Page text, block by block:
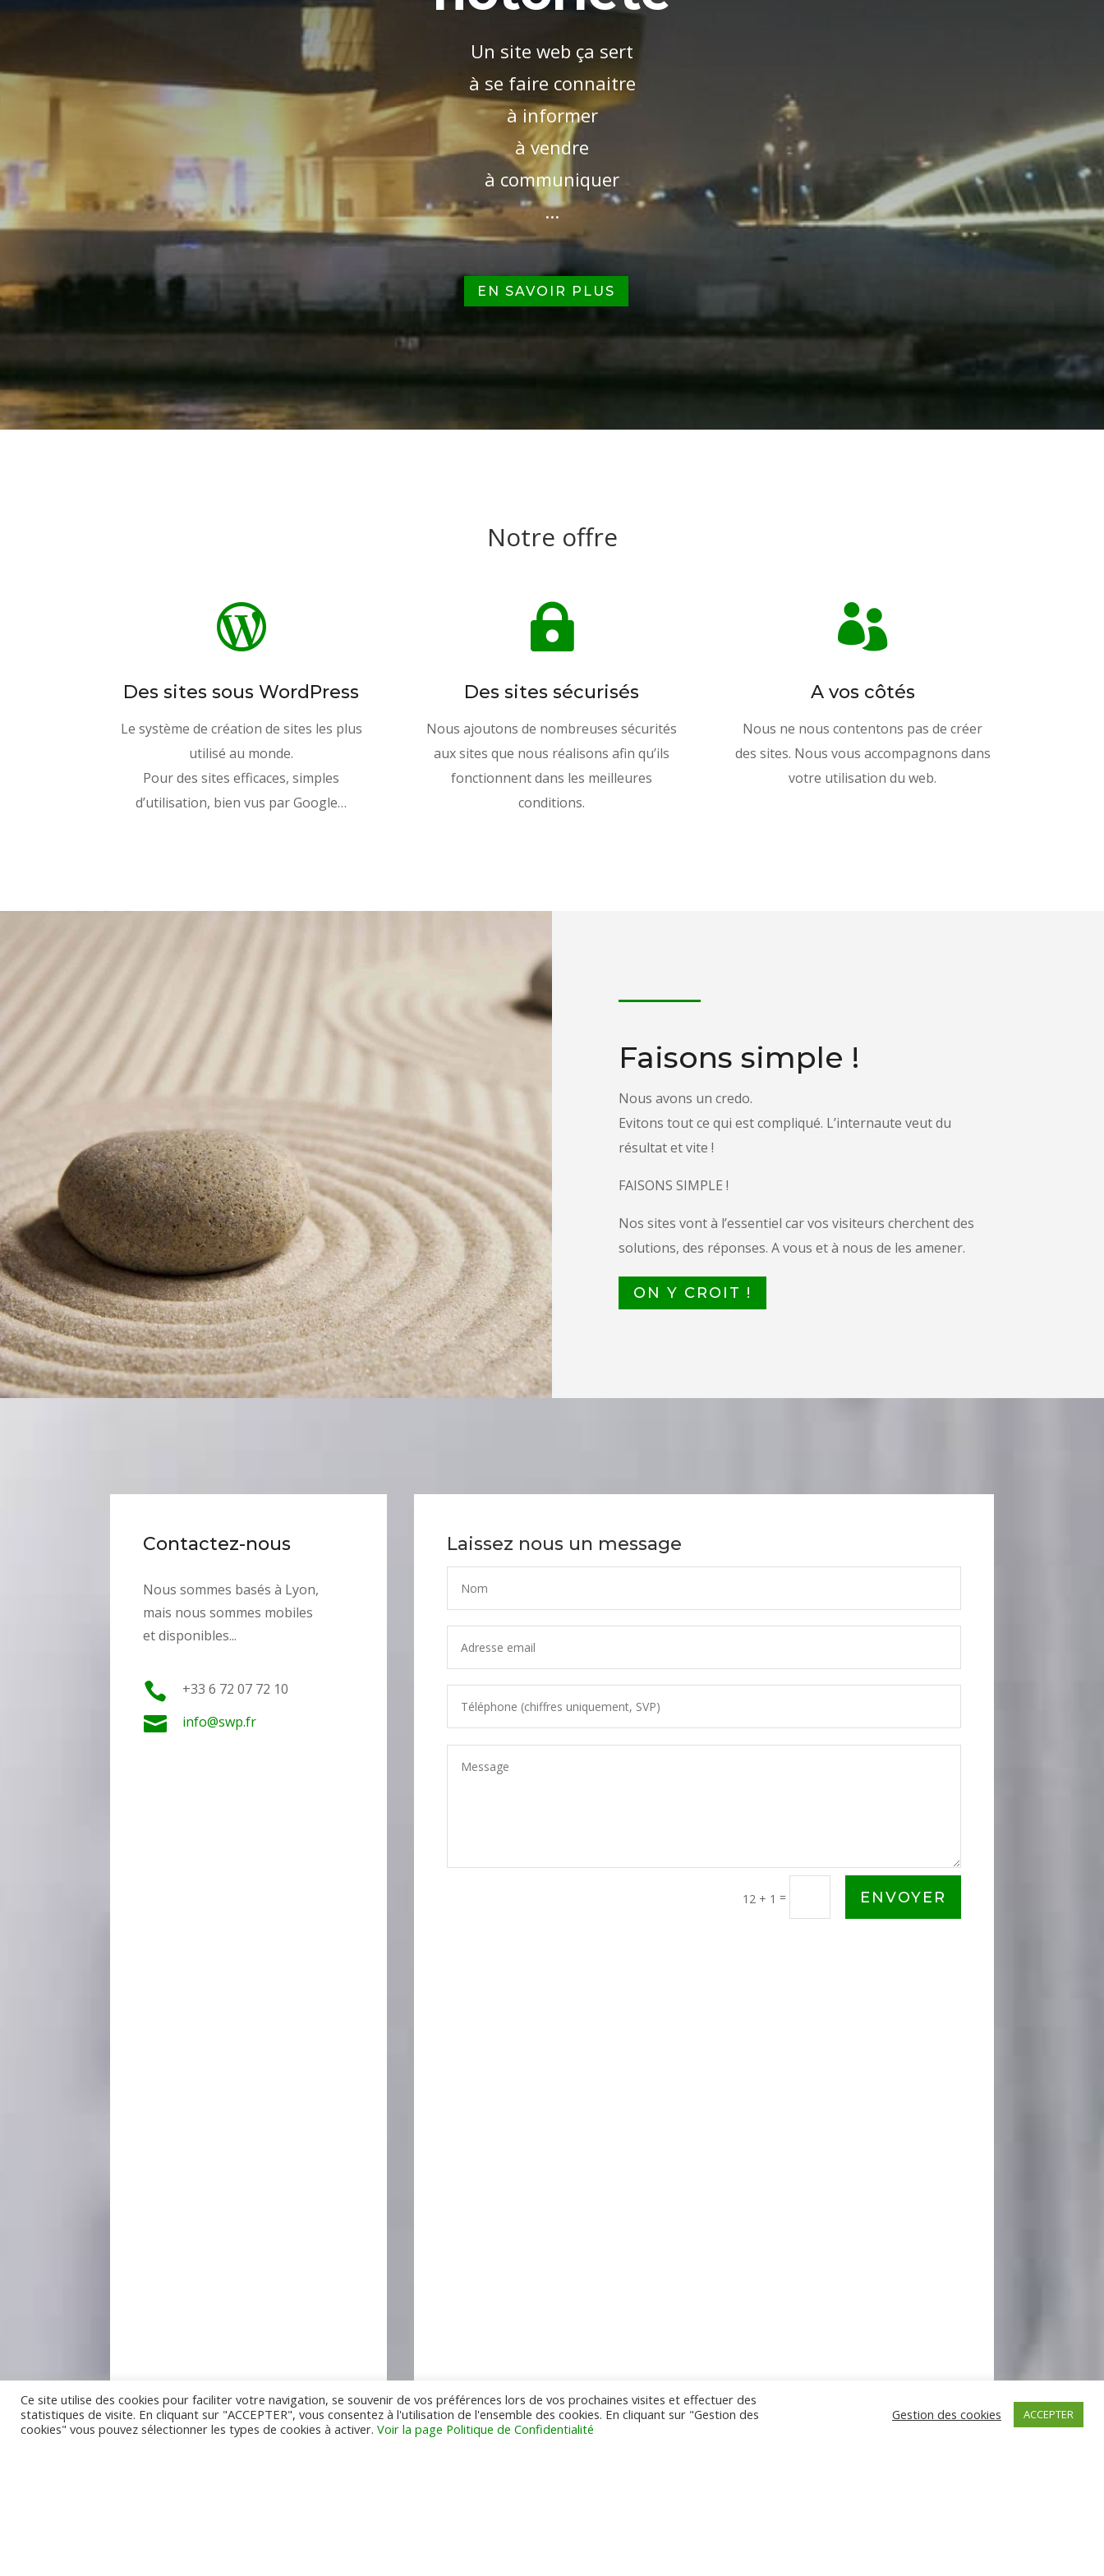
Un site web ça sert
à se faire connaitre
à informer
à vendre
à communiquer
...
EN SAVOIR PLUS
Notre offre

Des sites sous WordPress
Le système de création de sites les plus
utilisé au monde.
Pour des sites efficaces, simples
d’utilisation, bien vus par Google…

Des sites sécurisés
Nous ajoutons de nombreuses sécurités
aux sites que nous réalisons afin qu’ils
fonctionnent dans les meilleures
conditions.

A vos côtés
Nous ne nous contentons pas de créer
des sites. Nous vous accompagnons dans
votre utilisation du web.
Faisons simple !
Nous avons un credo.
Evitons tout ce qui est compliqué. L’internaute veut du
résultat et vite !
FAISONS SIMPLE !
Nos sites vont à l’essentiel car vos visiteurs cherchent des
solutions, des réponses. A vous et à nous de les amener.
ON Y CROIT !
Contactez-nous
Nous sommes basés à Lyon,
mais nous sommes mobiles
et disponibles...
 +33 6 72 07 72 10
 info@swp.fr
Laissez nous un message
12 + 1 = ENVOYER
Ce site utilise des cookies pour faciliter votre navigation, se souvenir de vos préférences lors de vos prochaines visites et effectuer des
statistiques de visite. En cliquant sur "ACCEPTER", vous consentez à l'utilisation de l'ensemble des cookies. En cliquant sur "Gestion des
cookies" vous pouvez sélectionner les types de cookies à activer. Voir la page Politique de Confidentialité
Gestion des cookies ACCEPTER